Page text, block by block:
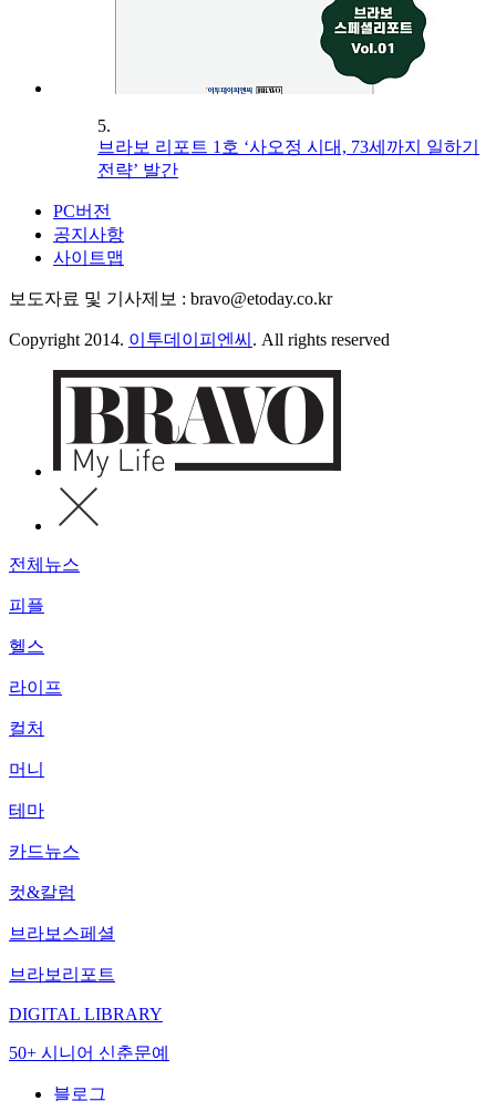
5.
브라보 리포트 1호 ‘사오정 시대, 73세까지 일하기
전략’ 발간
PC버전
공지사항
사이트맵
보도자료 및 기사제보 : bravo@etoday.co.kr
Copyright 2014. 이투데이피엔씨 . All rights reserved
전체뉴스
피플
헬스
라이프
컬처
머니
테마
카드뉴스
컷&칼럼
브라보스페셜
브라보리포트
DIGITAL LIBRARY
50+ 시니어 신춘문예
블로그